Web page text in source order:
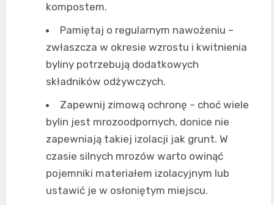
kompostem.
Pamiętaj o regularnym nawożeniu –
zwłaszcza w okresie wzrostu i kwitnienia
byliny potrzebują dodatkowych
składników odżywczych.
Zapewnij zimową ochronę – choć wiele
bylin jest mrozoodpornych, donice nie
zapewniają takiej izolacji jak grunt. W
czasie silnych mrozów warto owinąć
pojemniki materiałem izolacyjnym lub
ustawić je w osłoniętym miejscu.